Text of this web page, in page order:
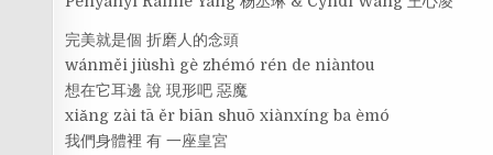
完美就是個 折磨人的念頭
wánměi jiùshì gè zhémó rén de niàntou
想在它耳邊 說 現形吧 惡魔
xiǎng zài tā ěr biān shuō xiànxíng ba èmó
我們身體裡 有 一座皇宮